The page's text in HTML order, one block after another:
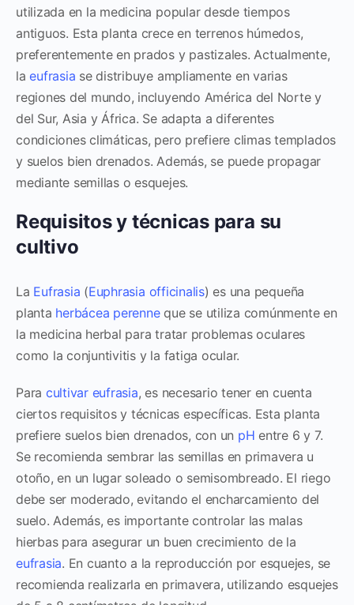
utilizada en la medicina popular desde tiempos
antiguos. Esta planta crece en terrenos húmedos,
preferentemente en prados y pastizales. Actualmente,
laeufrasia se distribuye ampliamente en varias
regiones del mundo, incluyendo América del Norte y
del Sur, Asia y África. Se adapta a diferentes
condiciones climáticas, pero prefiere climas templados
y suelos bien drenados. Además, se puede propagar
mediante semillas o esquejes.
Requisitos y técnicas para su
cultivo
La Eufrasia (Euphrasia officinalis) es una pequeña
planta herbácea perenneque se utiliza comúnmente en
la medicina herbal para tratar problemas oculares
como la conjuntivitis y la fatiga ocular.
Para cultivar eufrasia, es necesario tener en cuenta
ciertos requisitos y técnicas específicas. Esta planta
prefiere suelos bien drenados, con un pH entre 6 y 7.
Se recomienda sembrar las semillas en primavera u
otoño, en un lugar soleado o semisombreado. El riego
debe ser moderado, evitando el encharcamiento del
suelo. Además, es importante controlar las malas
hierbas para asegurar un buen crecimiento de la
eufrasia. En cuanto a la reproducción por esquejes, se
recomienda realizarla en primavera, utilizando esquejes